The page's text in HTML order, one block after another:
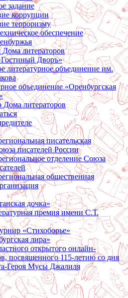
задание
коррупции
терроризму
обеспечение
Дома литераторов
Дворъ»
литературное объединение им.
объединение «Оренбургская
Дома литераторов
писательская
писателей России
отделение Союза
общественная
дочка»
премия имени С.Т.
«Стихоборье»
лира»
открытого онлайн-
посвященного 115-летию со дня
Героя Мусы Джалиля